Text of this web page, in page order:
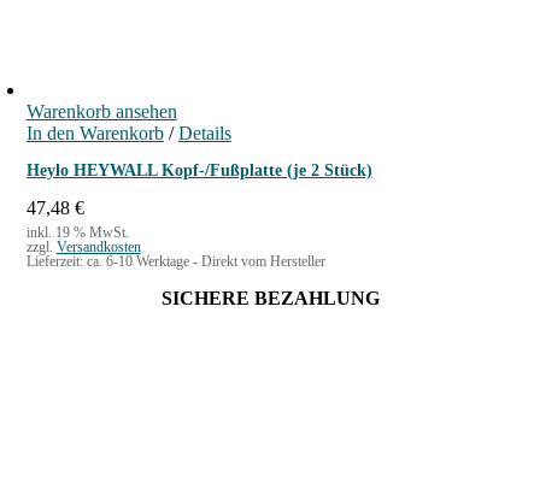
Warenkorb ansehen
In den Warenkorb / Details
Heylo HEYWALL Kopf-/Fußplatte (je 2 Stück)
47,48 €
inkl. 19 % MwSt.
zzgl. Versandkosten
Lieferzeit: ca. 6-10 Werktage - Direkt vom Hersteller
SICHERE BEZAHLUNG